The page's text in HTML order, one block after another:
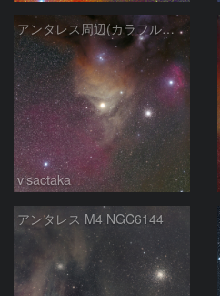
アンタレス周辺(カラフルタウン)
visactaka
アンタレス M4 NGC6144